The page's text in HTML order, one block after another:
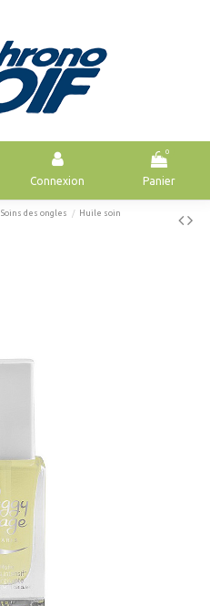
Connexion
0
Panier
Soins des ongles
Huile soin